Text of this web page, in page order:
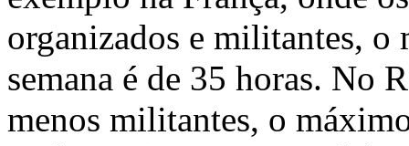
organizados e militantes, o
semana é de 35 horas. No
menos militantes, o